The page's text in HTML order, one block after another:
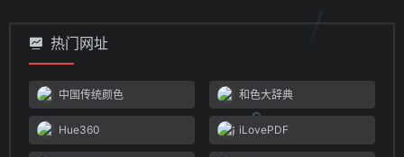
热门网址
中国传统颜色 和色大辞典
Hue360 iLovePDF